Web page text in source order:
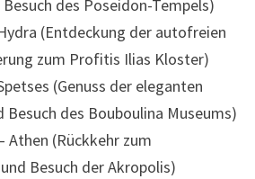
des Poseidon-Tempels)
(Entdeckung der autofreien
zum Profitis Ilias Kloster)
(Genuss der eleganten
Besuch des Bouboulina Museums)
Athen (Rückkehr zum
Besuch der Akropolis)